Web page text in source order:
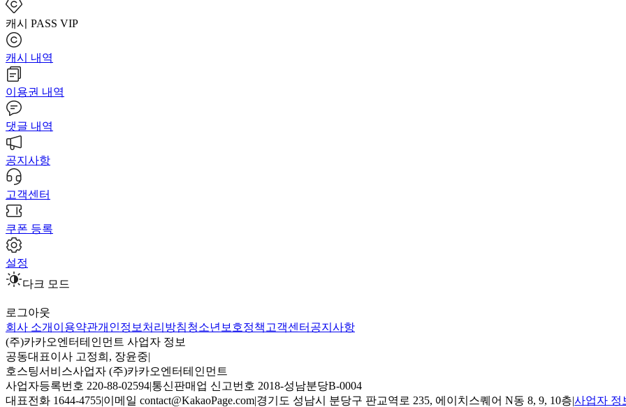
캐시 PASS VIP
캐시 내역
이용권 내역
댓글 내역
공지사항
고객센터
쿠폰 등록
설정
다크 모드
로그아웃
회사 소개 이용약관개인정보처리방침청소년보호정책 고객센터 공지사항
(주)카카오엔터테인먼트 사업자 정보
공동대표이사 고정희, 장윤중|
호스팅서비스사업자 (주)카카오엔터테인먼트
사업자등록번호 220-88-02594|통신판매업 신고번호 2018-성남분당B-0004
대표전화 1644-4755|이메일 contact@KakaoPage.com|경기도 성남시 분당구 판교역로 235, 에이치스퀘어 N동 8, 9, 10층|사업자 정